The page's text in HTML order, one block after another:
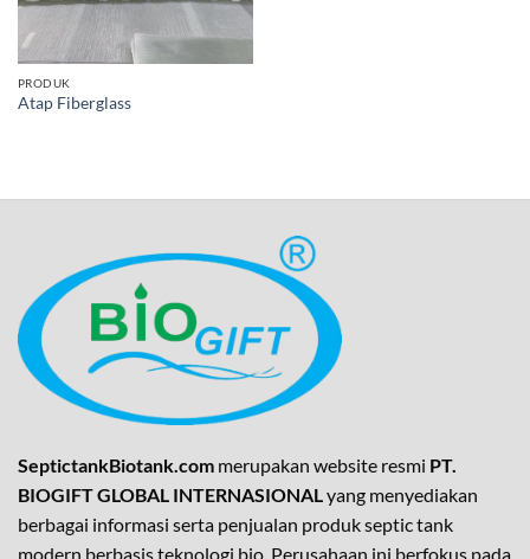
PRODUK
Atap Fiberglass
SeptictankBiotank.com merupakan website resmi PT.
BIOGIFT GLOBAL INTERNASIONALyang menyediakan
berbagai informasi serta penjualan produk septic tank
modern berbasis teknologi bio. Perusahaan ini berfokus pada